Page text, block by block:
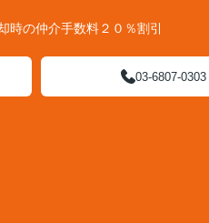
時の仲介手数料２０％割引
03-6807-0303